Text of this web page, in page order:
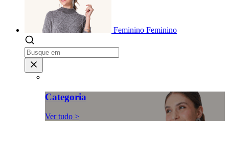
Feminino Feminino
Categoria
Ver tudo >